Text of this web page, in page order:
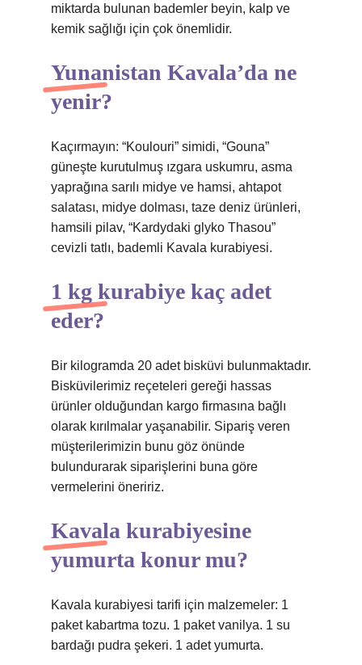
miktarda bulunan bademler beyin, kalp ve
kemik sağlığı için çok önemlidir.
Yunanistan Kavala’da ne
yenir?
Kaçırmayın: “Koulouri” simidi, “Gouna”
güneşte kurutulmuş ızgara uskumru, asma
yaprağına sarılı midye ve hamsi, ahtapot
salatası, midye dolması, taze deniz ürünleri,
hamsili pilav, “Kardydaki glyko Thasou”
cevizli tatlı, bademli Kavala kurabiyesi.
1 kg kurabiye kaç adet
eder?
Bir kilogramda 20 adet bisküvi bulunmaktadır.
Bisküvilerimiz reçeteleri gereği hassas
ürünler olduğundan kargo firmasına bağlı
olarak kırılmalar yaşanabilir. Sipariş veren
müşterilerimizin bunu göz önünde
bulundurarak siparişlerini buna göre
vermelerini öneririz.
Kavala kurabiyesine
yumurta konur mu?
Kavala kurabiyesi tarifi için malzemeler: 1
paket kabartma tozu. 1 paket vanilya. 1 su
bardağı pudra şekeri. 1 adet yumurta.